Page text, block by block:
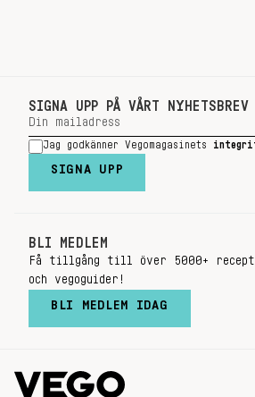
SIGNA UPP PÅ VÅRT NYHETSBREV
Jag godkänner Vegomagasinets
SIGNA UPP
BLI MEDLEM
Få tillgång till över 5000+
och vegoguider!
BLI MEDLEM IDAG